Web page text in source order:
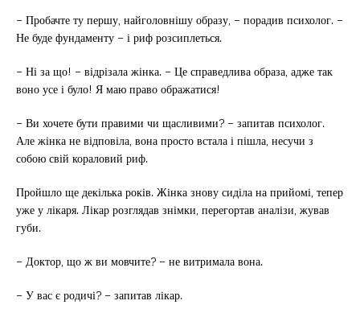
– Пробачте ту першу, найголовнішу образу, – порадив психолог. –
Не буде фундаменту – і риф розсиплеться.
– Ні за що! – відрізала жінка. – Це справедлива образа, адже так
воно усе і було! Я маю право ображатися!
– Ви хочете бути правими чи щасливими? – запитав психолог.
Але жінка не відповіла, вона просто встала і пішла, несучи з
собою свій кораловий риф.
Пройшло ще декілька років. Жінка знову сиділа на прийомі, тепер
уже у лікаря. Лікар розглядав знімки, перегортав аналізи, жував
губи.
– Доктор, що ж ви мовчите? – не витримала вона.
– У вас є родичі? – запитав лікар.